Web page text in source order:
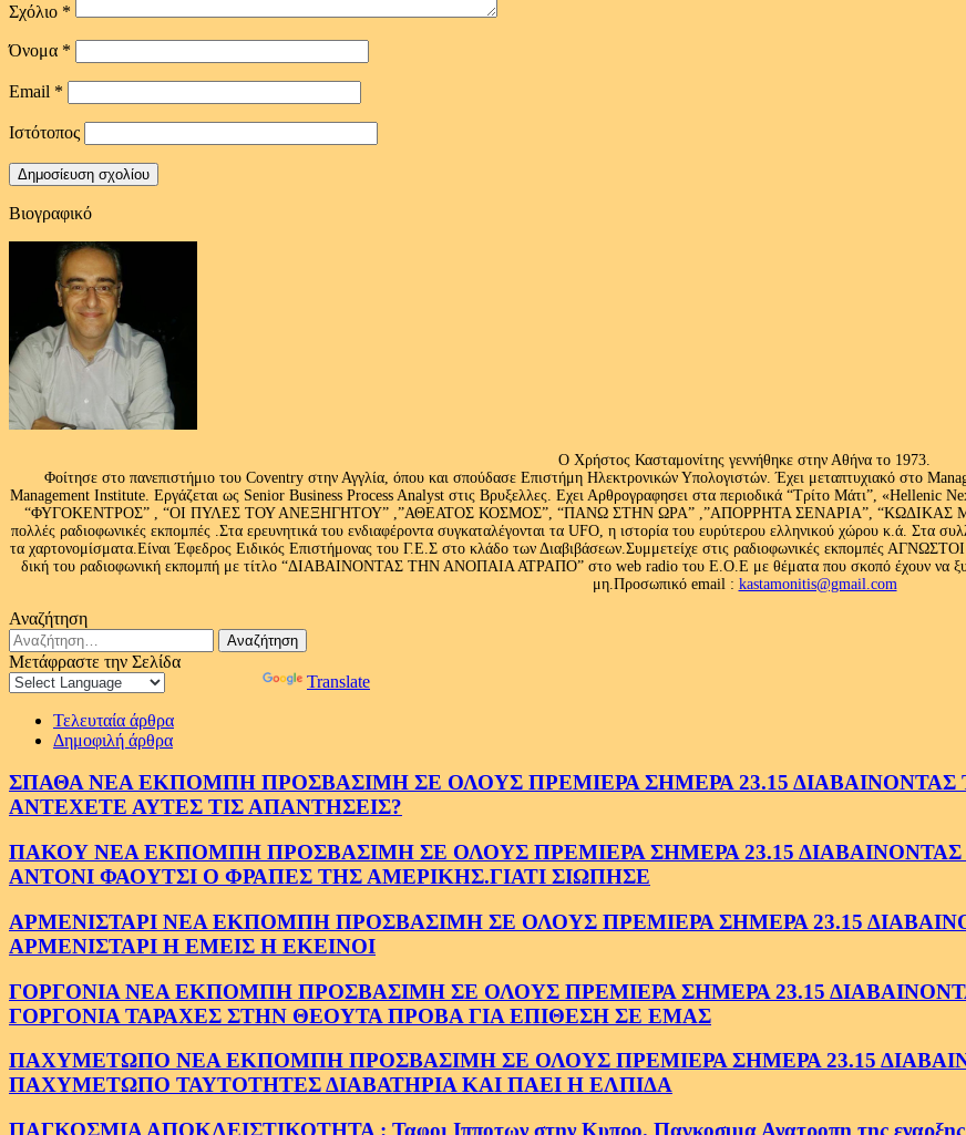
Σχόλιο *
Όνομα *
Email *
Ιστότοπος
Βιογραφικό
Ο Χρήστος Κασταμονίτης γεννήθηκε στην Αθήνα το 1973.
Φοίτησε στο πανεπιστήμιο του Coventry στην Αγγλία, όπου και σπούδασε Επιστήμη Ηλεκτρονικών Υπολογιστών. Έχει μεταπτυχιακό στο
Management Institute. Εργάζεται ως Senior Business Process Analyst στις Βρυξελλες. Εχει Αρθρογραφησει στα περιοδικά “Τρίτο Μάτι”,
“ΦΥΓΟΚΕΝΤΡΟΣ” , “ΟΙ ΠΥΛΕΣ ΤΟΥ ΑΝΕΞΗΓΗΤΟΥ” ,”ΑΘΕΑΤΟΣ ΚΟΣΜΟΣ”, “ΠΑΝΩ ΣΤΗΝ ΩΡΑ” ,”ΑΠΟΡΡΗΤΑ ΣΕΝΑΡΙΑ”, “ΚΩΔΙΚΑΣ
πολλές ραδιοφωνικές εκπομπές .Στα ερευνητικά του ενδιαφέροντα συγκαταλέγονται τα UFO, η ιστορία του ευρύτερου ελληνικού χώρου κ.ά. Στα
τα χαρτονομίσματα.Είναι Έφεδρος Ειδικός Επιστήμονας του Γ.Ε.Σ στο κλάδο των Διαβιβάσεων.Συμμετείχε στις ραδιοφωνικές εκπομπές
δική του ραδιοφωνική εκπομπή με τίτλο “ΔΙΑΒΑΙΝΟΝΤΑΣ ΤΗΝ ΑΝΟΠΑΙΑ ΑΤΡΑΠΟ” στο web radio του Ε.Ο.Ε με θέματα που σκοπό έχουν να
μη.Προσωπικό email : kastamonitis@gmail.com
Αναζήτηση
Αναζήτηση
για:
Μετάφραστε την Σελίδα
Translate
Τελευταία άρθρα
Δημοφιλή άρθρα
ΣΠΑΘΑ ΝΕΑ ΕΚΠΟΜΠΗ ΠΡΟΣΒΑΣΙΜΗ ΣΕ ΟΛΟΥΣ ΠΡΕΜΙΕΡΑ ΣΗΜΕΡΑ 23.15 ΔΙΑΒΑΙΝΟΝΤΑΣ
ΑΝΤΕΧΕΤΕ ΑΥΤΕΣ ΤΙΣ ΑΠΑΝΤΗΣΕΙΣ?
ΠΑΚΟΥ ΝΕΑ ΕΚΠΟΜΠΗ ΠΡΟΣΒΑΣΙΜΗ ΣΕ ΟΛΟΥΣ ΠΡΕΜΙΕΡΑ ΣΗΜΕΡΑ 23.15 ΔΙΑΒΑΙΝΟΝΤΑΣ
ΑΝΤΟΝΙ ΦΑΟΥΤΣΙ Ο ΦΡΑΠΕΣ ΤΗΣ ΑΜΕΡΙΚΗΣ.ΓΙΑΤΙ ΣΙΩΠΗΣΕ
ΑΡΜΕΝΙΣΤΑΡΙ ΝΕΑ ΕΚΠΟΜΠΗ ΠΡΟΣΒΑΣΙΜΗ ΣΕ ΟΛΟΥΣ ΠΡΕΜΙΕΡΑ ΣΗΜΕΡΑ 23.15
ΑΡΜΕΝΙΣΤΑΡΙ Η ΕΜΕΙΣ Η ΕΚΕΙΝΟΙ
ΓΟΡΓΟΝΙΑ ΝΕΑ ΕΚΠΟΜΠΗ ΠΡΟΣΒΑΣΙΜΗ ΣΕ ΟΛΟΥΣ ΠΡΕΜΙΕΡΑ ΣΗΜΕΡΑ 23.15
ΓΟΡΓΟΝΙΑ ΤΑΡΑΧΕΣ ΣΤΗΝ ΘΕΟΥΤΑ ΠΡΟΒΑ ΓΙΑ ΕΠΙΘΕΣΗ ΣΕ ΕΜΑΣ
ΠΑΧΥΜΕΤΩΠΟ ΝΕΑ ΕΚΠΟΜΠΗ ΠΡΟΣΒΑΣΙΜΗ ΣΕ ΟΛΟΥΣ ΠΡΕΜΙΕΡΑ ΣΗΜΕΡΑ 23.15
ΠΑΧΥΜΕΤΩΠΟ ΤΑΥΤΟΤΗΤΕΣ ΔΙΑΒΑΤΗΡΙΑ ΚΑΙ ΠΑΕΙ Η ΕΛΠΙΔΑ
ΠΑΓΚΟΣΜΙΑ ΑΠΟΚΛΕΙΣΤΙΚΟΤΗΤΑ : Ταφοι Ιπποτων στην Κυπρο. Παγκοσμια Ανατροπη της εναρξης